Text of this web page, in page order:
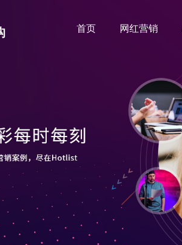
首页 网红营销